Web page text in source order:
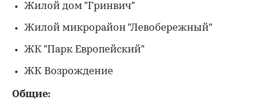
Жилой дом "Гринвич"
Жилой микрорайон "Левобережный"
ЖК "Парк Европейский"
ЖК Возрождение
Общие: